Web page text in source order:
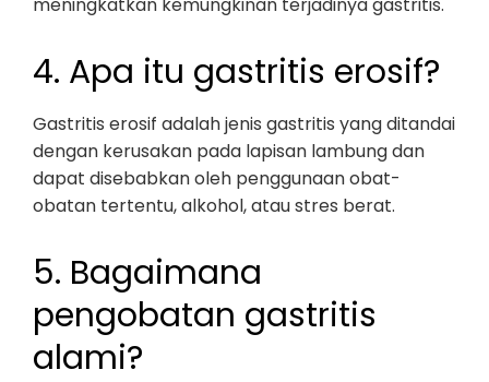
4. Apa itu gastritis erosif?
Gastritis erosif adalah jenis gastritis yang ditandai
dengan kerusakan pada lapisan lambung dan
dapat disebabkan oleh penggunaan obat-
obatan tertentu, alkohol, atau stres berat.
5. Bagaimana
pengobatan gastritis
alami?